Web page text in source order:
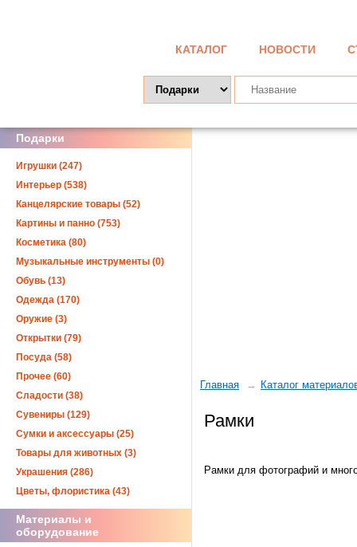
КАТАЛОГ НОВОСТИ
Главная Каталог
Рамки
Рамки для фотографий и
Подарки
Игрушки (247)
Интерьер (538)
Канцелярские товары (52)
Картины и панно (753)
Косметика (80)
Музыкальные инструменты (0)
Обувь (13)
Одежда (170)
Оружие (3)
Открытки (79)
Посуда (58)
Прочее (60)
Сладости (38)
Сувениры (129)
Сумки и аксессуары (25)
Товары для животных (3)
Украшения (286)
Цветы, флористика (43)
Материалы и
оборудование